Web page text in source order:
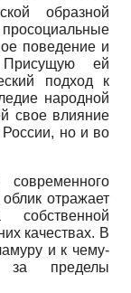
образной
поведение и
ей
подход к
народной
свое влияние
но и во
отражает
собственной
качествах. В
и к чему-
за пределы